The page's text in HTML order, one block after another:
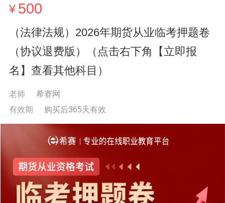
¥ 500
（法律法规）2026年期货从业临考押题卷
（协议退费版）（点击右下角【立即报
名】查看其他科目）
老师
希赛网
有效期
购买后365天有效